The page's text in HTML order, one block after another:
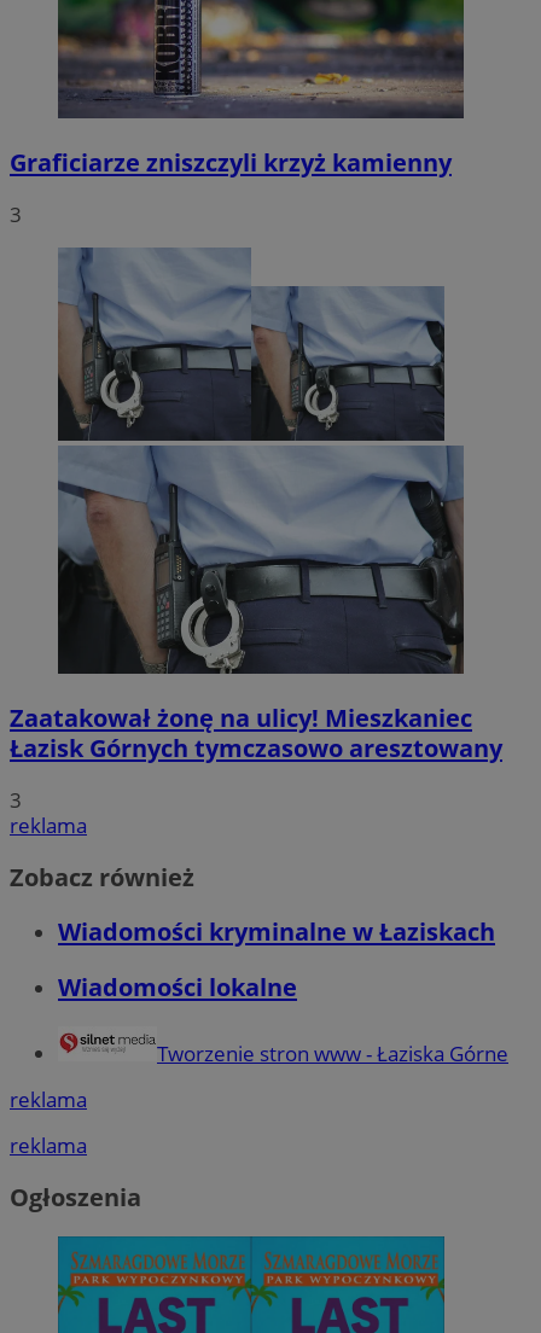
Graficiarze zniszczyli krzyż kamienny
3
Zaatakował żonę na ulicy! Mieszkaniec
Łazisk Górnych tymczasowo aresztowany
3
reklama
Zobacz również
Wiadomości kryminalne w Łaziskach
Wiadomości lokalne
Tworzenie stron www - Łaziska Górne
reklama
reklama
Ogłoszenia